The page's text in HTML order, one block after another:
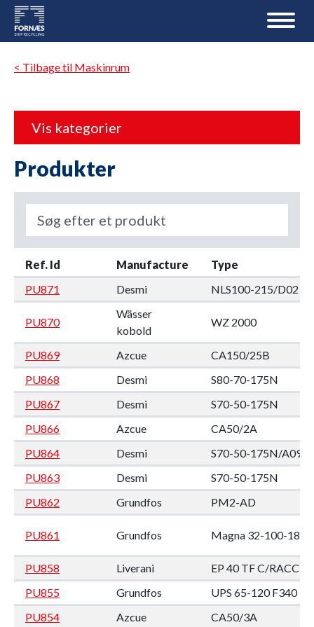
< Tilbage til Maskinrum
Vis kategorier
Produkter
Ref. Id Manufacture
Type
PU871
Desmi NLS100-215/D02
PU870
Wässer
kobold
WZ 2000
PU869 Azcue
CA150/25B
PU868
Desmi
S80-70-175N
PU867
Desmi
S70-50-175N
PU866
Azcue
CA50/2A
PU864
Desmi
S70-50-175N/A09
PU863
Desmi
S70-50-175N
PU862
Grundfos PM2-AD
PU861 Grundfos Magna 32-100-180
PU858 Liverani
EP 40 TF C/RACC
PU855
Grundfos
UPS 65-120 F340
PU854
Azcue
CA50/3A